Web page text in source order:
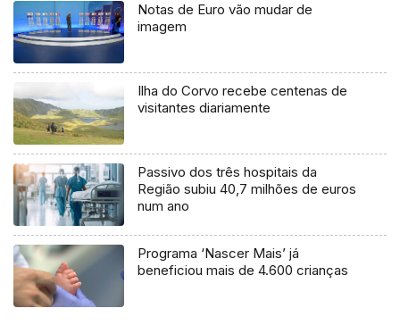
Notas de Euro vão mudar de
imagem
Ilha do Corvo recebe centenas de
visitantes diariamente
Passivo dos três hospitais da
Região subiu 40,7 milhões de euros
num ano
Programa ‘Nascer Mais’ já
beneficiou mais de 4.600 crianças